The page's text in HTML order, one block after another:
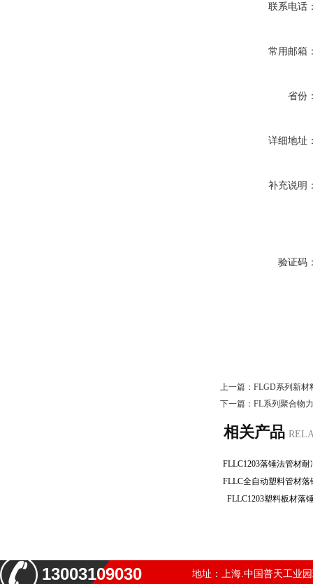
联系电话
常用邮箱
省份
详细地址
补充说明
验证码
上一篇： FLGD系列新材
下一篇： FL系列聚合物
相关产品
FLLC1203落锤法管材
FLLC全自动塑料管材
FLLC1203塑料板材
13003109030 地址：上海.中国普天工业